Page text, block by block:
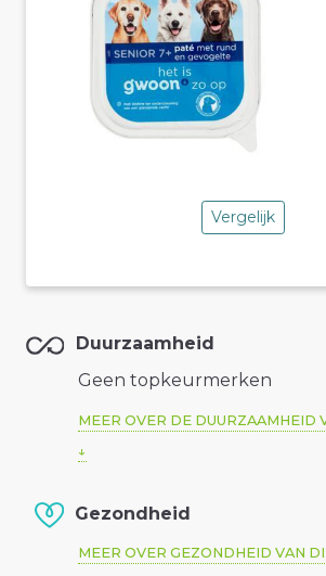
Vergelijk
Duurzaamheid
Geen topkeurmerken
MEER OVER DE DUURZAAMHEID
Gezondheid
MEER OVER GEZONDHEID VAN